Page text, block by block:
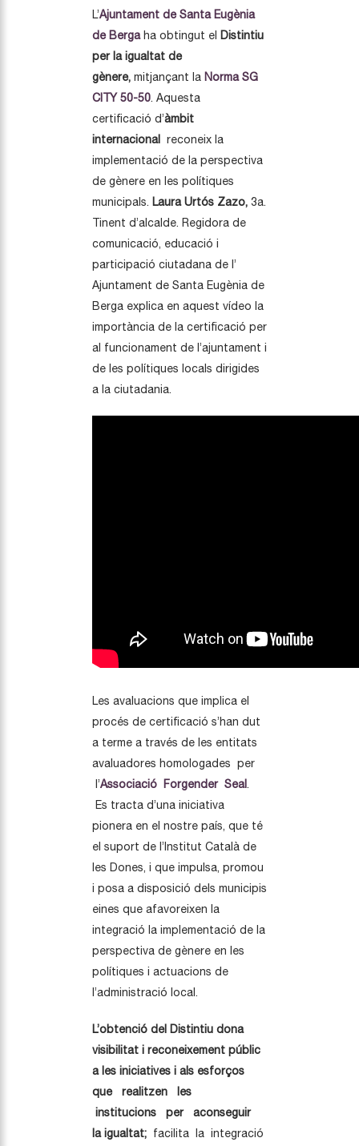
L’Ajuntament de Santa Eugènia
de Bergaha obtingut el Distintiu
per la igualtat de
gènere, mitjançant la Norma SG
CITY 50-50. Aquesta
certificació d’àmbit
internacional
reconeix la
implementació de la perspectiva
de gènere en les polítiques
municipals. LauraUrtós Zazo, 3a.
Tinent d’alcalde. Regidora de
comunicació, educació i
participació ciutadana de l’
Ajuntament de Santa Eugènia de
Berga explica en aquest vídeo la
importància de la certificació per
al funcionament de l’ajuntament i
de les polítiques locals dirigides
a la ciutadania.
Les avaluacions que implica el
procés de certificació s’han dut
a terme a través de les entitats
avaluadores homologades per
l’Associació Forgender Seal.
Es tracta d’una iniciativa
pionera en el nostre país, que té
el suport de l’Institut Català de
les Dones, i que impulsa, promou
i posa a disposició dels municipis
eines que afavoreixen la
integració la implementació de la
perspectiva de gènere en les
polítiques i actuacions de
l’administració local.
L’obtenció del Distintiu dona
visibilitat i reconeixement públic
a les iniciatives i als esforços
que realitzen les
institucions per aconseguir
la igualtat; facilita la integració